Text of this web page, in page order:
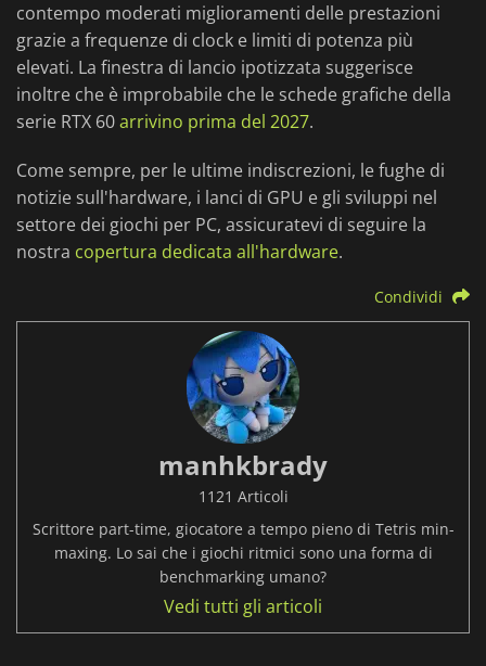
contempo moderati miglioramenti delle prestazioni
grazie a frequenze di clock e limiti di potenza più
elevati. La finestra di lancio ipotizzata suggerisce
inoltre che è improbabile che le schede grafiche della
serie RTX 60arrivino prima del 2027.
Come sempre, per le ultime indiscrezioni, le fughe di
notizie sull'hardware, i lanci di GPU e gli sviluppi nel
settore dei giochi per PC, assicuratevi di seguire la
nostra copertura dedicata all'hardware.
Condividi
manhkbrady
1121 Articoli
Scrittore part-time, giocatore a tempo pieno di Tetris min-
maxing. Lo sai che i giochi ritmici sono una forma di
benchmarking umano?
Vedi tutti gli articoli